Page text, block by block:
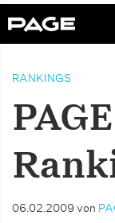
RANKINGS
06.02.2009 von